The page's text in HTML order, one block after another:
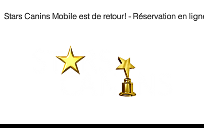
Stars Canins Mobile est de retour! - Réservation en